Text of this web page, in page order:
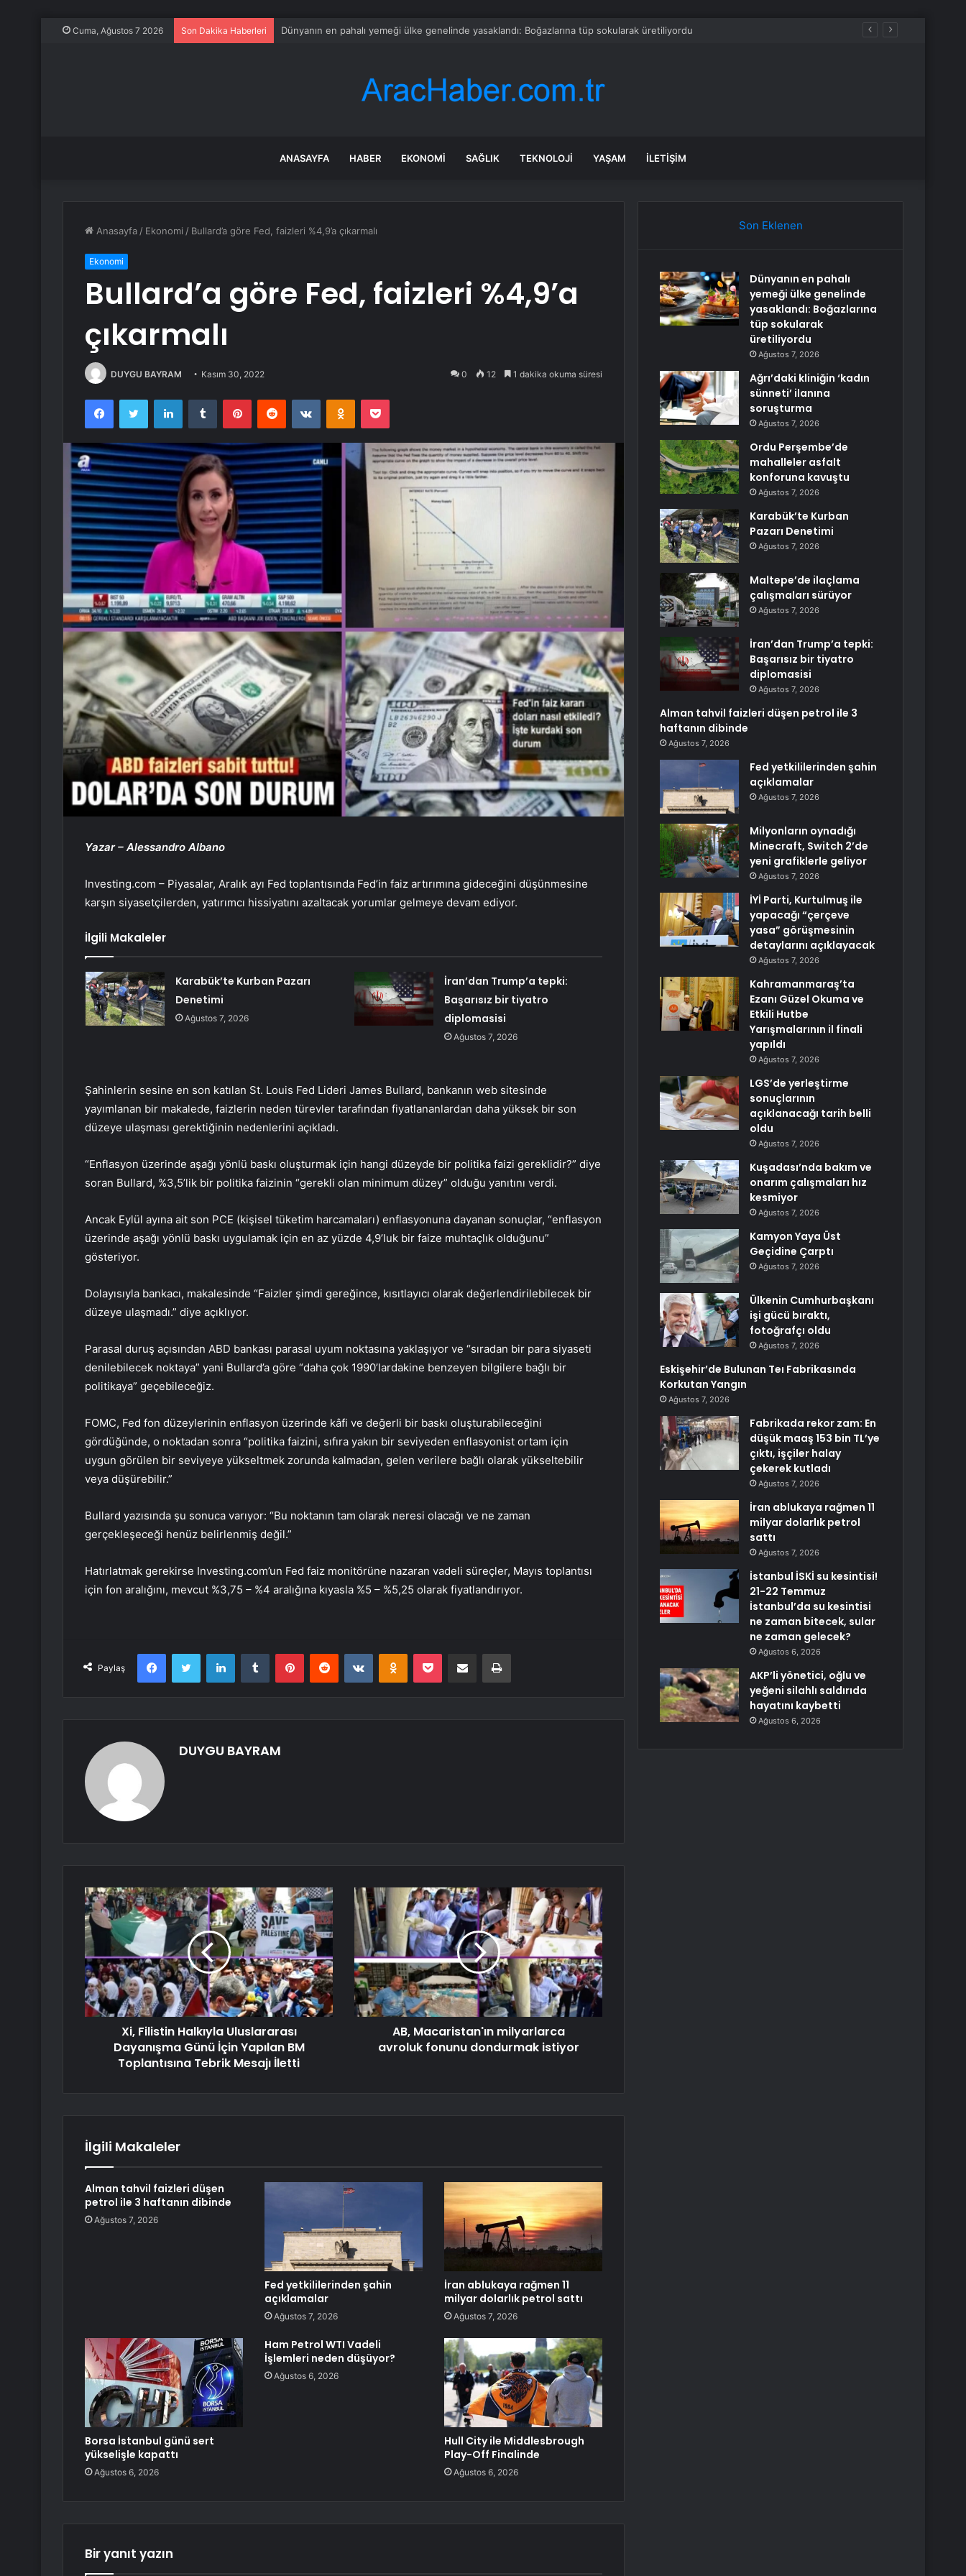
Cuma, Ağustos 7 2026 Son Dakika Haberleri Ağrı’daki kliniğin ‘kadın sünneti’ ilanına soruşturma
ANASAYFA HABER EKONOMI SAĞLIK TEKNOLOJI YAŞAM İLETIŞIM
Anasayfa / Ekonomi / Bullard’a göre Fed, faizleri %4,9’a çıkarmalı
Ekonomi
Bullard’a göre Fed, faizleri %4,9’a
çıkarmalı
DUYGU BAYRAM Kasım 30, 2022 0 12 1 dakika okuma süresi
FacebookTwitter LinkedInTumblr PinterestReddit VKontakteOdnoklassniki
Pocket
Yazar – Alessandro Albano
Investing.com – Piyasalar, Aralık ayı Fed toplantısında Fed’in faiz artırımına gideceğini düşünmesine
karşın siyasetçilerden, yatırımcı hissiyatını azaltacak yorumlar gelmeye devam ediyor.
İlgili Makaleler
Karabük’te Kurban Pazarı
Denetimi
Ağustos 7, 2026
İran’dan Trump’a tepki:
Başarısız bir tiyatro
diplomasisi
Ağustos 7, 2026
Şahinlerin sesine en son katılan St. Louis Fed Lideri James Bullard, bankanın web sitesinde
yayımlanan bir makalede, faizlerin neden türevler tarafından fiyatlananlardan daha yüksek bir son
düzeye ulaşması gerektiğinin nedenlerini açıkladı.
“Enflasyon üzerinde aşağı yönlü baskı oluşturmak için hangi düzeyde bir politika faizi gereklidir?” diye
soran Bullard, %3,5’lik bir politika faizinin “gerekli olan minimum düzey” olduğu yanıtını verdi.
Ancak Eylül ayına ait son PCE (kişisel tüketim harcamaları) enflasyonuna dayanan sonuçlar, “enflasyon
üzerinde aşağı yönlü baskı uygulamak için en az yüzde 4,9’luk bir faize muhtaçlık olduğunu”
gösteriyor.
Dolayısıyla bankacı, makalesinde “Faizler şimdi gereğince, kısıtlayıcı olarak değerlendirilebilecek bir
düzeye ulaşmadı.” diye açıklıyor.
Parasal duruş açısından ABD bankası parasal uyum noktasına yaklaşıyor ve “sıradan bir para siyaseti
denilebilecek noktaya” yani Bullard’a göre “daha çok 1990’lardakine benzeyen bilgilere bağlı bir
politikaya” geçebileceğiz.
FOMC, Fed fon düzeylerinin enflasyon üzerinde kâfi ve değerli bir baskı oluşturabileceğini
gördüğünde, o noktadan sonra “politika faizini, sıfıra yakın bir seviyeden enflasyonist ortam için
uygun görülen bir seviyeye yükseltmek zorunda kalmadan, gelen verilere bağlı olarak yükseltebilir
veya düşürebilir.”
Bullard yazısında şu sonuca varıyor: “Bu noktanın tam olarak neresi olacağı ve ne zaman
gerçekleşeceği henüz belirlenmiş değil.”
Hatırlatmak gerekirse Investing.com’un Fed faiz monitörüne nazaran vadeli süreçler, Mayıs toplantısı
için fon aralığını, mevcut %3,75 – %4 aralığına kıyasla %5 – %5,25 olarak fiyatlandırıyor.
Paylaş
FacebookTwitter LinkedInTumblr PinterestReddit VKontakteOdnoklassniki
Pocket E-Posta ile paylaş Yazdır
DUYGU BAYRAM
Xi, Filistin Halkıyla Uluslararası
Dayanışma Günü İçin Yapılan BM
Toplantısına Tebrik Mesajı İletti
AB, Macaristan'ın milyarlarca
avroluk fonunu dondurmak istiyor
İlgili Makaleler
Alman tahvil faizleri düşen
petrol ile 3 haftanın dibinde
Ağustos 7, 2026
Fed yetkililerinden şahin
açıklamalar
Ağustos 7, 2026
İran ablukaya rağmen 11
milyar dolarlık petrol sattı
Ağustos 7, 2026
Borsa İstanbul günü sert
yükselişle kapattı
Ağustos 6, 2026
Ham Petrol WTI Vadeli
İşlemleri neden düşüyor?
Ağustos 6, 2026
Hull City ile Middlesbrough
Play-Off Finalinde
Ağustos 6, 2026
Bir yanıt yazın
Son Eklenen
Dünyanın en pahalı
yemeği ülke genelinde
yasaklandı: Boğazlarına
tüp sokularak
üretiliyordu
Ağustos 7, 2026
Ağrı’daki kliniğin ‘kadın
sünneti’ ilanına
soruşturma
Ağustos 7, 2026
Ordu Perşembe’de
mahalleler asfalt
konforuna kavuştu
Ağustos 7, 2026
Karabük’te Kurban
Pazarı Denetimi
Ağustos 7, 2026
Maltepe’de ilaçlama
çalışmaları sürüyor
Ağustos 7, 2026
İran’dan Trump’a tepki:
Başarısız bir tiyatro
diplomasisi
Ağustos 7, 2026
Alman tahvil faizleri düşen petrol ile 3
haftanın dibinde
Ağustos 7, 2026
Fed yetkililerinden şahin
açıklamalar
Ağustos 7, 2026
Milyonların oynadığı
Minecraft, Switch 2’de
yeni grafiklerle geliyor
Ağustos 7, 2026
İYİ Parti, Kurtulmuş ile
yapacağı “çerçeve
yasa” görüşmesinin
detaylarını açıklayacak
Ağustos 7, 2026
Kahramanmaraş’ta
Ezanı Güzel Okuma ve
Etkili Hutbe
Yarışmalarının il finali
yapıldı
Ağustos 7, 2026
LGS’de yerleştirme
sonuçlarının
açıklanacağı tarih belli
oldu
Ağustos 7, 2026
Kuşadası’nda bakım ve
onarım çalışmaları hız
kesmiyor
Ağustos 7, 2026
Kamyon Yaya Üst
Geçidine Çarptı
Ağustos 7, 2026
Ülkenin Cumhurbaşkanı
işi gücü bıraktı,
fotoğrafçı oldu
Ağustos 7, 2026
Eskişehir’de Bulunan Teı Fabrikasında
Korkutan Yangın
Ağustos 7, 2026
Fabrikada rekor zam: En
düşük maaş 153 bin TL’ye
çıktı, işçiler halay
çekerek kutladı
Ağustos 7, 2026
İran ablukaya rağmen 11
milyar dolarlık petrol
sattı
Ağustos 7, 2026
İstanbul İSKİ su kesintisi!
21-22 Temmuz
İstanbul’da su kesintisi
ne zaman bitecek, sular
ne zaman gelecek?
Ağustos 6, 2026
AKP’li yönetici, oğlu ve
yeğeni silahlı saldırıda
hayatını kaybetti
Ağustos 6, 2026